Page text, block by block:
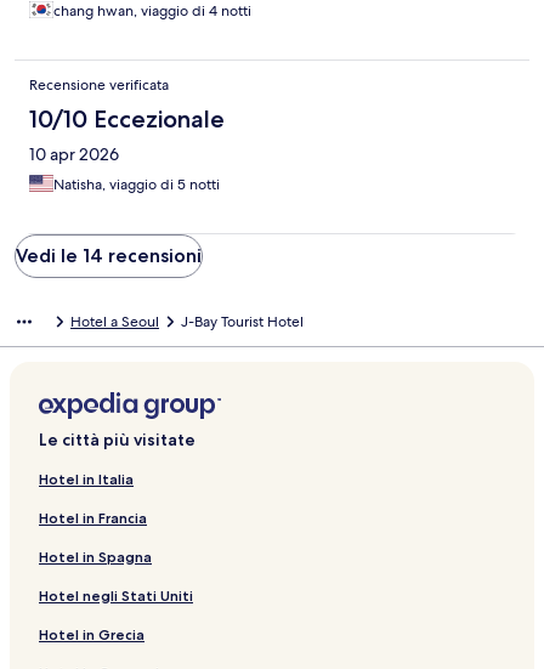
chang hwan, viaggio di 4 notti
Recensione verificata
10/10 Eccezionale
10 apr 2026
Natisha, viaggio di 5 notti
Vedi le 14 recensioni
Hotel a Seoul J-Bay Tourist Hotel
Le città più visitate
Hotel in Italia
Hotel in Francia
Hotel in Spagna
Hotel negli Stati Uniti
Hotel in Grecia